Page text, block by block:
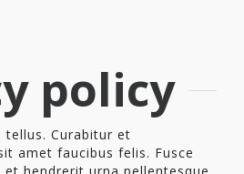
policy
tellus. Curabitur et
amet faucibus felis. Fusce